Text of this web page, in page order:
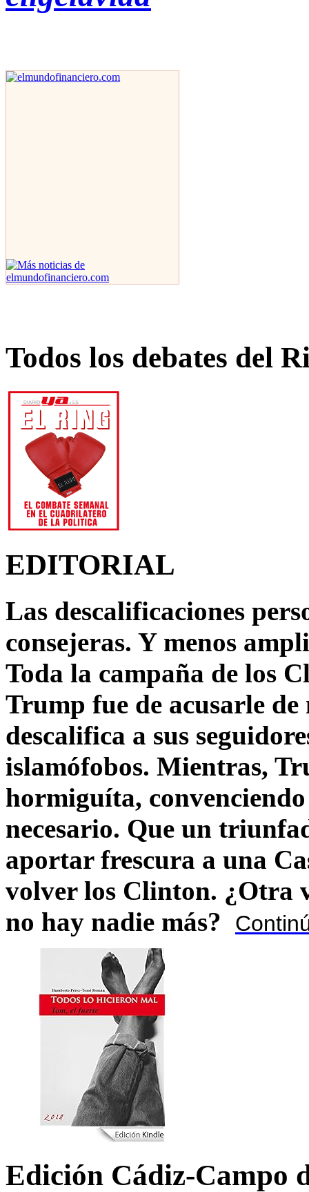
Todos los debates del
EDITORIAL
Las descalificaciones
consejeras. Y menos
Toda la campaña de los
Trump fue de acusarle
descalifica a sus
islamófobos. Mientras,
hormiguíta,
necesario. Que un
aportar frescura a una
volver los Clinton. ¿Otra
no hay nadie más?
Edición Cádiz-Campo